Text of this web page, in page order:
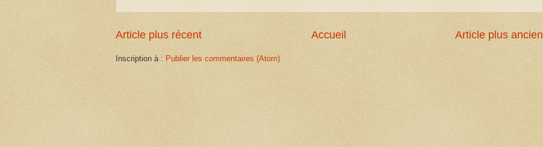
Article plus récent Article plus ancien
Accueil
Inscription à : Publier les commentaires (Atom)